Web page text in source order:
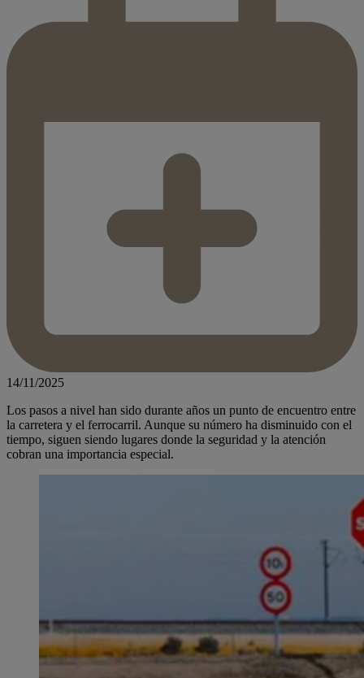
14/11/2025
Los pasos a nivel han sido durante años un punto de encuentro entre
la carretera y el ferrocarril. Aunque su número ha disminuido con el
tiempo, siguen siendo lugares donde la seguridad y la atención
cobran una importancia especial.